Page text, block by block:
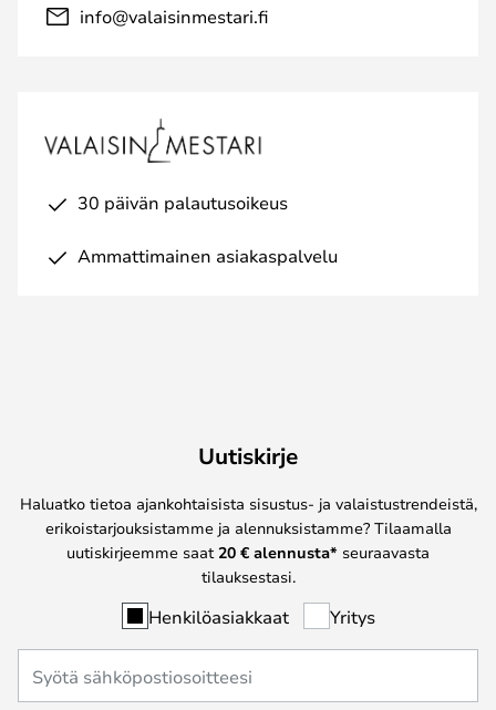
info@valaisinmestari.fi
30 päivän palautusoikeus
Ammattimainen asiakaspalvelu
Uutiskirje
Haluatko tietoa ajankohtaisista sisustus- ja valaistustrendeistä,
erikoistarjouksistamme ja alennuksistamme? Tilaamalla
uutiskirjeemme saat 20 € alennusta* seuraavasta
tilauksestasi.
Henkilöasiakkaat Yritys